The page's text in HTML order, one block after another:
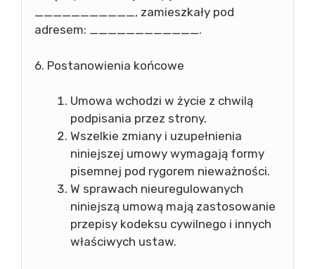
___________, zamieszkały pod
adresem: ____________.
6. Postanowienia końcowe
Umowa wchodzi w życie z chwilą
podpisania przez strony.
Wszelkie zmiany i uzupełnienia
niniejszej umowy wymagają formy
pisemnej pod rygorem nieważności.
W sprawach nieuregulowanych
niniejszą umową mają zastosowanie
przepisy kodeksu cywilnego i innych
właściwych ustaw.